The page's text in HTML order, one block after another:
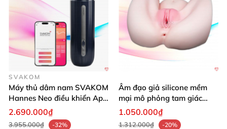
SVAKOM
Máy thủ dâm nam SVAKOM
Hannes Neo điều khiển App
tiện lợi
2.690.000₫
3.955.000₫
-32%
Âm đạo giả silicone mềm
mại mô phỏng tam giác
vàng sexy
1.050.000₫
1.312.000₫
-20%